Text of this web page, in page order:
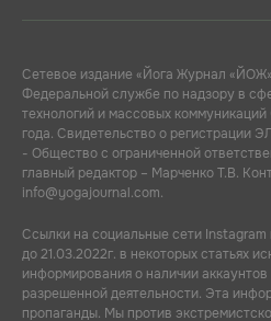
Сетевое издание «Йога Журнал
Федеральной службе по надзору в
технологий и массовых
года. Свидетельство о регистрации
- Общество с ограниченной
главный редактор – Марченко Т.В.
info@yogajournal.com.
Ссылки на социальные сети
до 21.03.2022г. в некоторых статьях
информирования о наличии
разрешенной деятельности. Эта
пропаганды. Мы против